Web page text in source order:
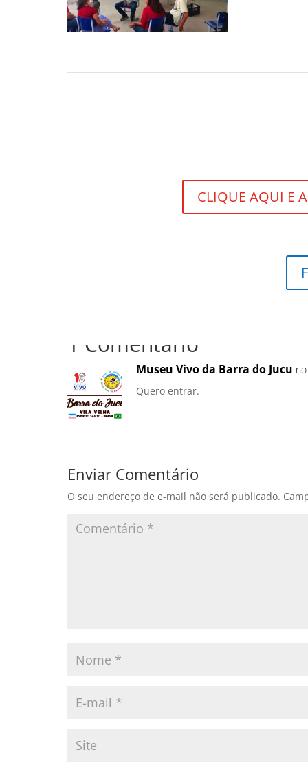
CLIQUE AQUI E
1 Comentário
Museu Vivo da Barra do Jucu
Quero entrar.
Enviar Comentário
O seu endereço de e-mail não será publicado.